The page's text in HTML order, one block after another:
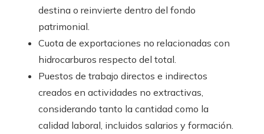
destina o reinvierte dentro del fondo
patrimonial.
Cuota de exportaciones no relacionadas con
hidrocarburos respecto del total.
Puestos de trabajo directos e indirectos
creados en actividades no extractivas,
considerando tanto la cantidad como la
calidad laboral, incluidos salarios y formación.